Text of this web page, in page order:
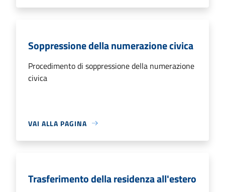
Soppressione della numerazione civica
Procedimento di soppressione della numerazione
civica
VAI ALLA PAGINA
Trasferimento della residenza all'estero